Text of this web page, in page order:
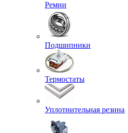
Ремни
Подшипники
Термостаты
Уплотнительная резина